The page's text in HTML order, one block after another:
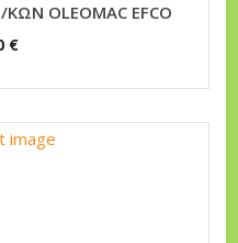
OLEOMAC EFCO
€